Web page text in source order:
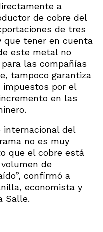
a
de cobre del
de tres
que tener en cuenta
este metal no
las compañías
tampoco garantiza
impuestos por el
en las
internacional del
no es muy
que el cobre está
de
confirmó a
economista y
Salle.